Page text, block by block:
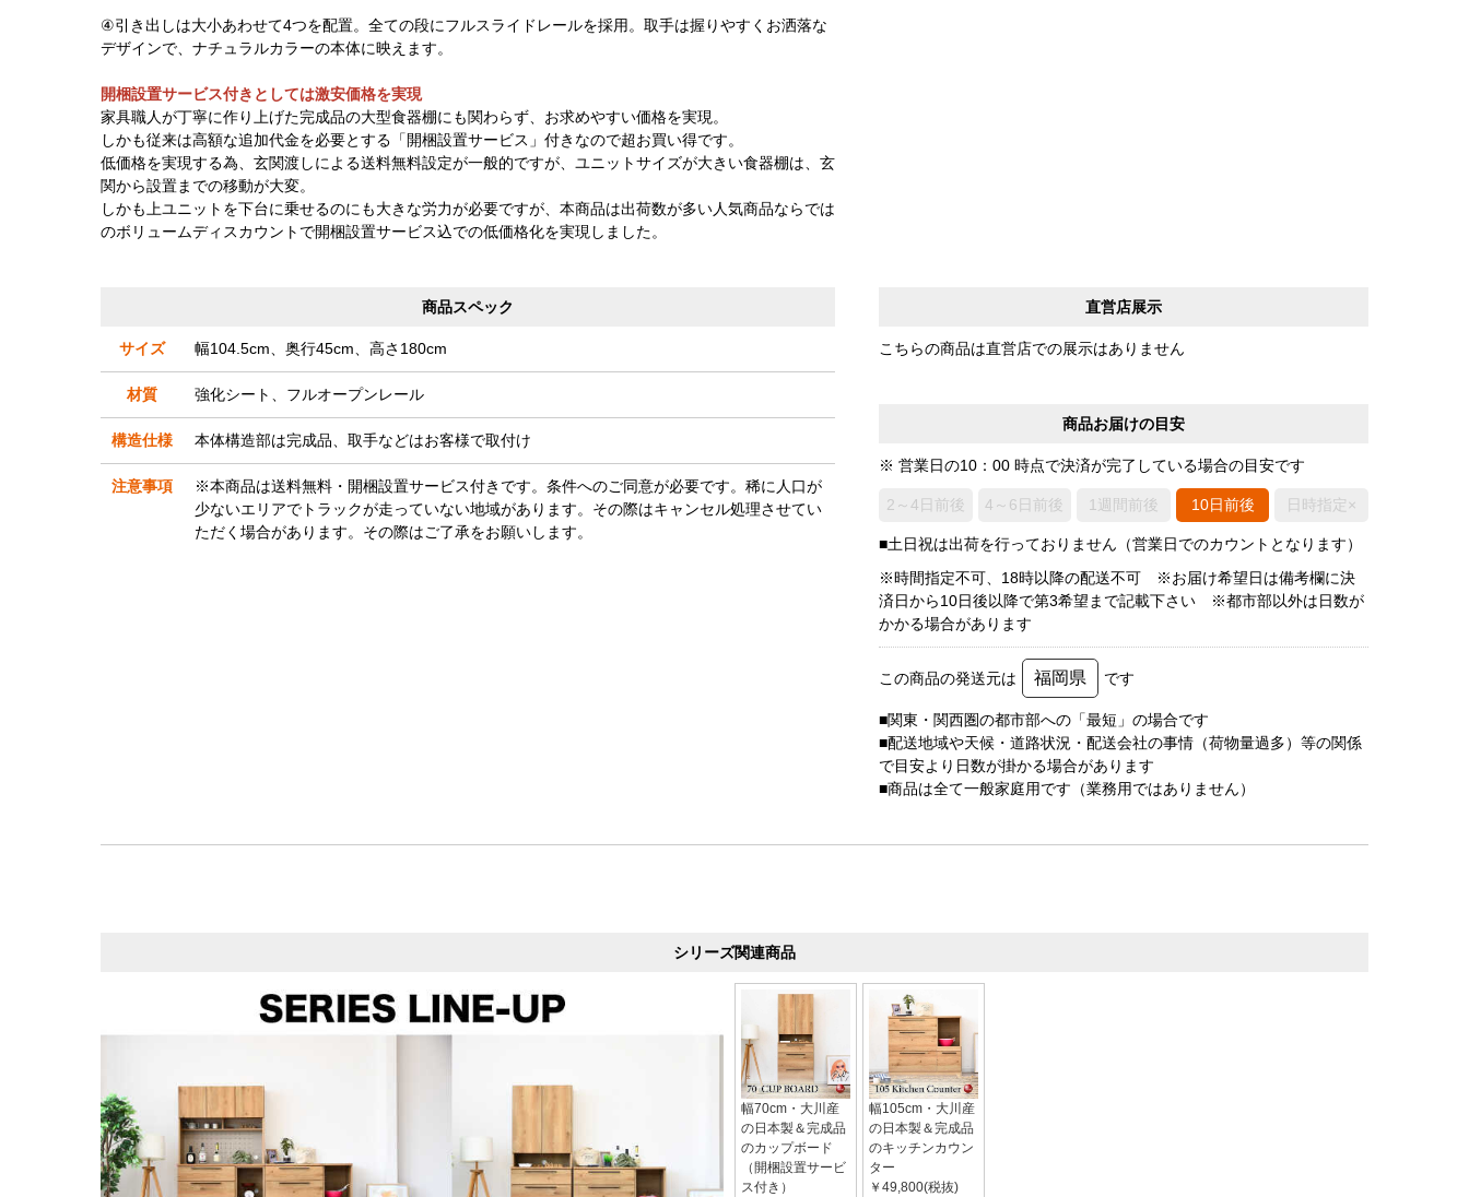
④引き出しは大小あわせて4つを配置。全ての段にフルスライドレールを採用。取手は握りやすくお洒落な
デザインで、ナチュラルカラーの本体に映えます。
開梱設置サービス付きとしては激安価格を実現
家具職人が丁寧に作り上げた完成品の大型食器棚にも関わらず、お求めやすい価格を実現。
しかも従来は高額な追加代金を必要とする「開梱設置サービス」付きなので超お買い得です。
低価格を実現する為、玄関渡しによる送料無料設定が一般的ですが、ユニットサイズが大きい食器棚は、玄
関から設置までの移動が大変。
しかも上ユニットを下台に乗せるのにも大きな労力が必要ですが、本商品は出荷数が多い人気商品ならでは
のボリュームディスカウントで開梱設置サービス込での低価格化を実現しました。
直営店展示
こちらの商品は直営店での展示はありません
商品お届けの目安
※ 営業日の10：00 時点で決済が完了している場合の目安です
2～4日前後 4～6日前後 1週間前後 10日前後 日時指定×
■土日祝は出荷を行っておりません（営業日でのカウントとなります）
※時間指定不可、18時以降の配送不可 ※お届け希望日は備考欄に決
済日から10日後以降で第3希望まで記載下さい ※都市部以外は日数が
かかる場合があります
この商品の発送元は 福岡県 です
■関東・関西圏の都市部への「最短」の場合です
■配送地域や天候・道路状況・配送会社の事情（荷物量過多）等の関係
で目安より日数が掛かる場合があります
■商品は全て一般家庭用です（業務用ではありません）
商品スペック
サイズ 幅104.5cm、奥行45cm、高さ180cm
材質 強化シート、フルオープンレール
構造仕様 本体構造部は完成品、取手などはお客様で取付け
注意事項
※本商品は送料無料・開梱設置サービス付きです。条件へのご同意が必要です。稀に人口が
少ないエリアでトラックが走っていない地域があります。その際はキャンセル処理させてい
ただく場合があります。その際はご了承をお願いします。
シリーズ関連商品
幅70cm・大川産
の日本製＆完成品
のカップボード
（開梱設置サービ
ス付き）
幅105cm・大川産
の日本製＆完成品
のキッチンカウン
ター
￥49,800(税抜)